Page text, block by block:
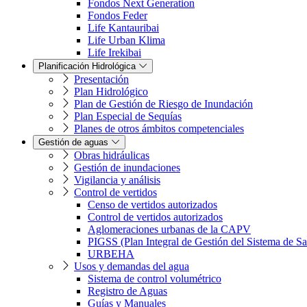
Fondos Next Generation
Fondos Feder
Life Kantauribai
Life Urban Klima
Life Irekibai
Planificación Hidrológica
Presentación
Plan Hidrológico
Plan de Gestión de Riesgo de Inundación
Plan Especial de Sequías
Planes de otros ámbitos competenciales
Gestión de aguas
Obras hidráulicas
Gestión de inundaciones
Vigilancia y análisis
Control de vertidos
Censo de vertidos autorizados
Control de vertidos autorizados
Aglomeraciones urbanas de la CAPV
PIGSS (Plan Integral de Gestión del Sistema de
URBEHA
Usos y demandas del agua
Sistema de control volumétrico
Registro de Aguas
Guías y Manuales